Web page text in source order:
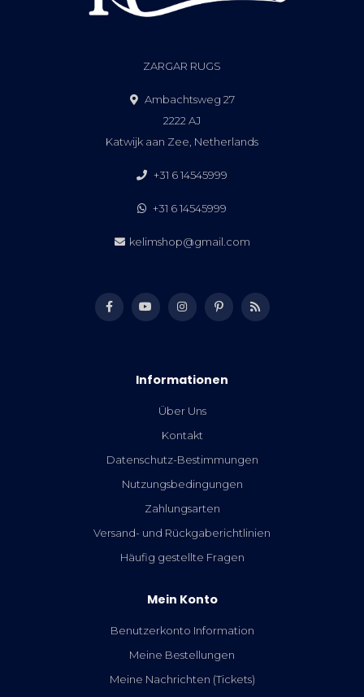
ZARGAR RUGS
Ambachtsweg 27
2222 AJ
Katwijk aan Zee, Netherlands
+31 6 14545999
+31 6 14545999
kelimshop@gmail.com
Informationen
Über Uns
Kontakt
Datenschutz-Bestimmungen
Nutzungsbedingungen
Zahlungsarten
Versand- und Rückgaberichtlinien
Häufig gestellte Fragen
Mein Konto
Benutzerkonto Information
Meine Bestellungen
Meine Nachrichten (Tickets)